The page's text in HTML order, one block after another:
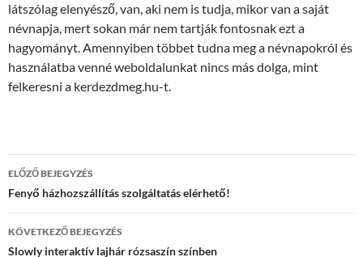
látszólag elenyésző, van, aki nem is tudja, mikor van a saját
névnapja, mert sokan már nem tartják fontosnak ezt a
hagyományt. Amennyiben többet tudna meg a névnapokról és
használatba venné weboldalunkat nincs más dolga, mint
felkeresni a kerdezdmeg.hu-t.
Bejegyzések
navigációja
ELŐZŐ BEJEGYZÉS
Fenyő házhozszállítás szolgáltatás elérhető!
KÖVETKEZŐ BEJEGYZÉS
Slowly interaktív lajhár rózsaszín színben